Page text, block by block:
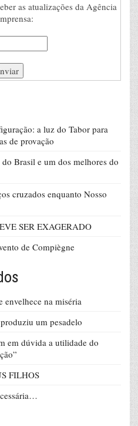
as atualizações da Agência
a luz do Tabor para
de provação
Brasil e um dos melhores do
cruzados enquanto Nosso
SER EXAGERADO
de Compiègne
envelhece na miséria
um pesadelo
em dúvida a utilidade do
FILHOS